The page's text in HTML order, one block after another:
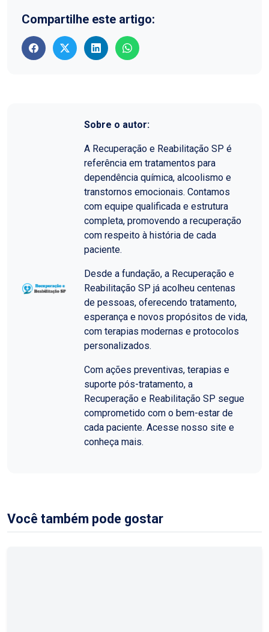
Compartilhe este artigo:
Sobre o autor:
A Recuperação e Reabilitação SP é
referência em tratamentos para
dependência química, alcoolismo e
transtornos emocionais. Contamos
com equipe qualificada e estrutura
completa, promovendo a recuperação
com respeito à história de cada
paciente.
Desde a fundação, a Recuperação e
Reabilitação SP já acolheu centenas
de pessoas, oferecendo tratamento,
esperança e novos propósitos de vida,
com terapias modernas e protocolos
personalizados.
Com ações preventivas, terapias e
suporte pós-tratamento, a
Recuperação e Reabilitação SP segue
comprometido com o bem-estar de
cada paciente. Acesse nosso site e
conheça mais.
Você também pode gostar